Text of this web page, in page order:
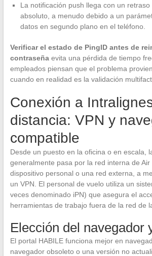
La notificación push llega con un retraso
absoluto, a menudo debido a un
datos en segundo plano en el teléfono.
Verificar el estado de PingID antes de
contraseñaevita una pérdida de tiempo
empleados piensan que el problema
cuando en realidad es la validación
Conexión a
distancia: VPN y
compatible
Desde un puesto en la oficina o en escala,
generalmente pasa por la red interna de
dispositivo personal o una red externa, a
un VPN. El personal de vuelo utiliza un
veces denominado iPN) que asegura el
herramientas de trabajo fuera de la red de
Elección del navegador
El portal HABILE funciona mejor en
navegador obsoleto o una versión no